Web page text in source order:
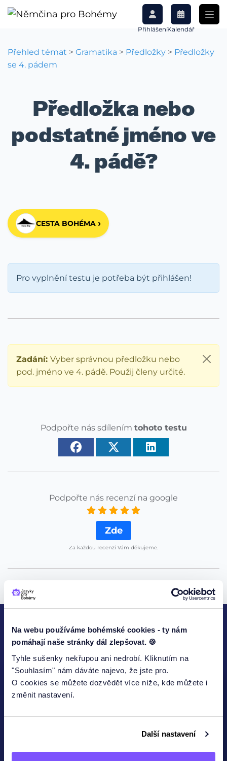
Na webu používáme bohémské cookies - ty nám
pomáhají naše stránky dál zlepšovat. 🍪
Tyhle sušenky nekřupou ani nedrobí. Kliknutím na
"Souhlasím" nám dáváte najevo, že jste pro.
O cookies se můžete dozvědět více níže, kde můžete i
změnit nastavení.
Další nastavení
PřihlášeníKalendář
Přehled témat > Gramatika > Předložky > Předložky
se 4. pádem
Předložka nebo
podstatné jméno ve
4. pádě?
CESTA BOHÉMA ›
Pro vyplnění testu je potřeba být přihlášen!
Zadání: Vyber správnou předložku nebo
pod. jméno ve 4. pádě. Použij členy určité.
Podpořte nás sdílením tohoto testu
Podpořte nás recenzí na google
Zde
Za každou recenzi Vám děkujeme.
KONTAKTUJTE NÁS
Jméno
E-mailová adresa*